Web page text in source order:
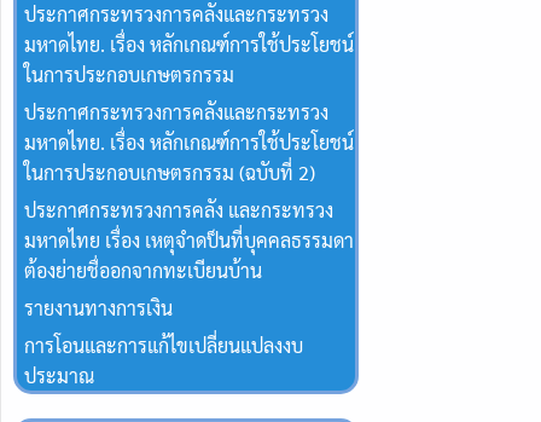
ประกาศกระทรวงการคลังและกระทรวง
มหาดไทย. เรื่อง หลักเกณฑ์การใช้ประโยชน์
ในการประกอบเกษตรกรรม
ประกาศกระทรวงการคลังและกระทรวง
มหาดไทย. เรื่อง หลักเกณฑ์การใช้ประโยชน์
ในการประกอบเกษตรกรรม (ฉบับที่ 2)
ประกาศกระทรวงการคลัง และกระทรวง
มหาดไทย เรื่อง เหตุจำดป็นที่บุคคลธรรมดา
ต้องย่ายชื่ออกจากทะเบียนบ้าน
รายงานทางการเงิน
การโอนและการแก้ไขเปลี่ยนแปลงงบ
ประมาณ